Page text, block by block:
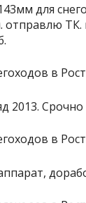
для
ТК.
2013. Срочно